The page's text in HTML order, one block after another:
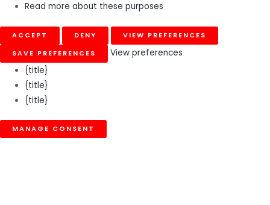
Read more about these purposes
ACCEPT DENY
VIEW PREFERENCES
SAVE PREFERENCES
View preferences
{title}
{title}
{title}
MANAGE CONSENT